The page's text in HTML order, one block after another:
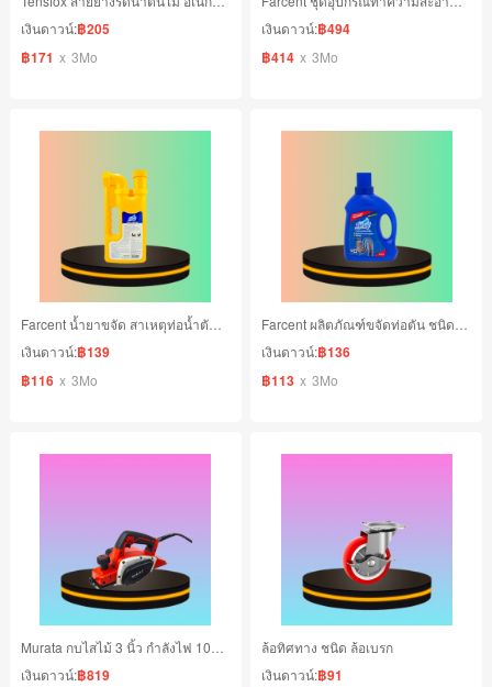
เงินดาวน์:฿205
฿171 x 3Mo
เงินดาวน์:฿494
฿414 x 3Mo
Farcent น้ำยาขจัด สาเหตุท่อน้ำตัน 1000 มล.
เงินดาวน์:฿139
฿116 x 3Mo
เงินดาวน์:฿136
฿113 x 3Mo
เงินดาวน์:฿819
ล้อทิศทาง ชนิด ล้อเบรก
เงินดาวน์:฿91